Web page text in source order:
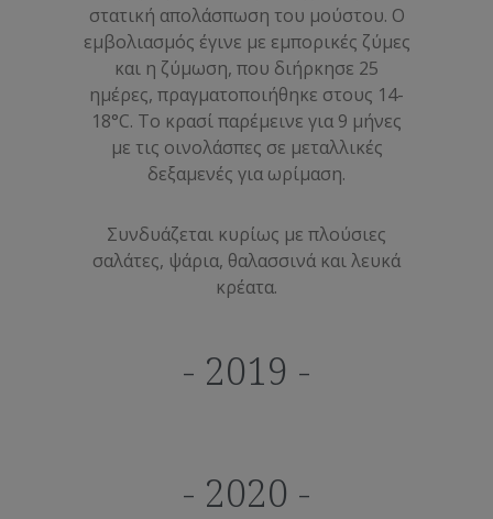
στατική απολάσπωση του μούστου. Ο
εμβολιασμός έγινε με εμπορικές ζύμες
και η ζύμωση, που διήρκησε 25
ημέρες, πραγματοποιήθηκε στους 14-
18°C. Το κρασί παρέμεινε για 9 μήνες
με τις οινολάσπες σε μεταλλικές
δεξαμενές για ωρίμαση.
Συνδυάζεται κυρίως με πλούσιες
σαλάτες, ψάρια, θαλασσινά και λευκά
κρέατα.
- 2019 -
- 2020 -